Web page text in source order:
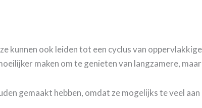
kunnen ook leiden tot een cyclus van
maken om te genieten van langzamere,
gemaakt hebben, omdat ze mogelijks te veel